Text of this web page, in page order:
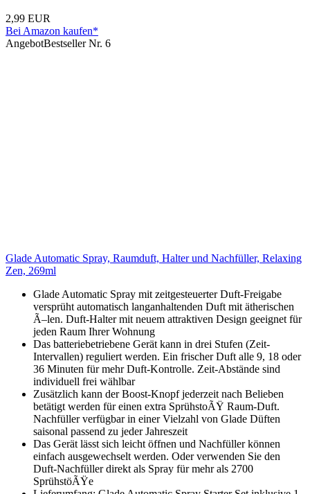
2,99 EUR
Bei Amazon kaufen*
AngebotBestseller Nr. 6
Glade Automatic Spray, Raumduft, Halter und Nachfüller, Relaxing
Zen, 269ml
Glade Automatic Spray mit zeitgesteuerter Duft-Freigabe
versprüht automatisch langanhaltenden Duft mit ätherischen
Ã–len. Duft-Halter mit neuem attraktiven Design geeignet für
jeden Raum Ihrer Wohnung
Das batteriebetriebene Gerät kann in drei Stufen (Zeit-
Intervallen) reguliert werden. Ein frischer Duft alle 9, 18 oder
36 Minuten für mehr Duft-Kontrolle. Zeit-Abstände sind
individuell frei wählbar
Zusätzlich kann der Boost-Knopf jederzeit nach Belieben
betätigt werden für einen extra SprühstoÃŸ Raum-Duft.
Nachfüller verfügbar in einer Vielzahl von Glade Düften
saisonal passend zu jeder Jahreszeit
Das Gerät lässt sich leicht öffnen und Nachfüller können
einfach ausgewechselt werden. Oder verwenden Sie den
Duft-Nachfüller direkt als Spray für mehr als 2700
SprühstöÃŸe